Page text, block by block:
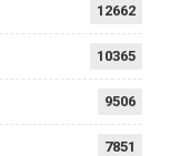
12662
10365
9506
7851